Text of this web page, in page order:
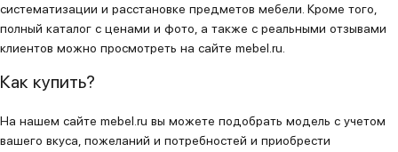
систематизации и расстановке предметов мебели. Кроме того,
полный каталог с ценами и фото, а также с реальными отзывами
клиентов можно просмотреть на сайте mebel.ru.
Как купить?
На нашем сайте mebel.ru вы можете подобрать модель с учетом
вашего вкуса, пожеланий и потребностей и приобрести